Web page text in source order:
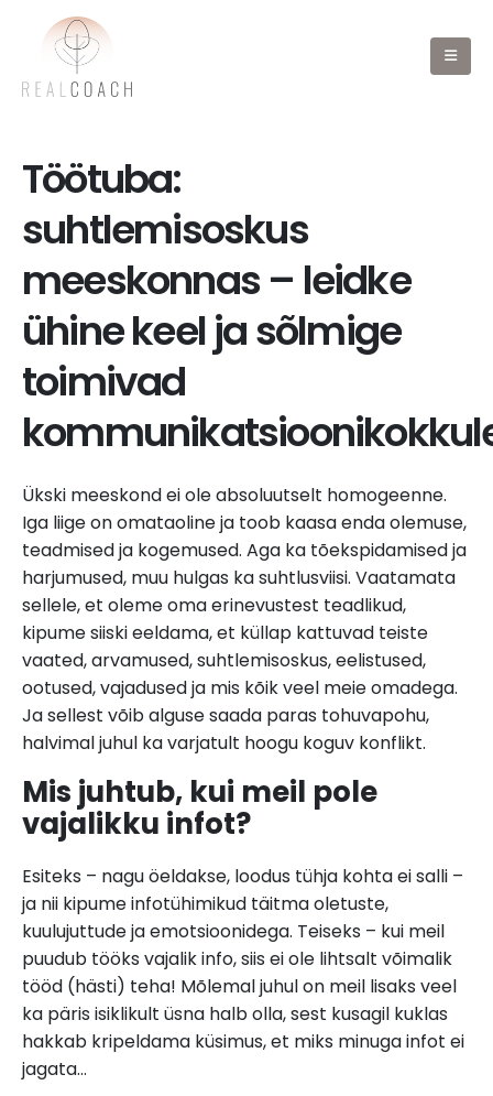
Töötuba:
suhtlemisoskus
meeskonnas – leidke
ühine keel ja sõlmige
toimivad
Ükski meeskond ei ole absoluutselt homogeenne.
Iga liige on omataoline ja toob kaasa enda olemuse,
teadmised ja kogemused. Aga ka tõekspidamised ja
harjumused, muu hulgas ka suhtlusviisi. Vaatamata
sellele, et oleme oma erinevustest teadlikud,
kipume siiski eeldama, et küllap kattuvad teiste
vaated, arvamused, suhtlemisoskus, eelistused,
ootused, vajadused ja mis kõik veel meie omadega.
Ja sellest võib alguse saada paras tohuvapohu,
halvimal juhul ka varjatult hoogu koguv konflikt.
Mis juhtub, kui meil pole
vajalikku infot?
Esiteks – nagu öeldakse, loodus tühja kohta ei salli –
ja nii kipume infotühimikud täitma oletuste,
kuulujuttude ja emotsioonidega. Teiseks – kui meil
puudub tööks vajalik info, siis ei ole lihtsalt võimalik
tööd (hästi) teha! Mõlemal juhul on meil lisaks veel
ka päris isiklikult üsna halb olla, sest kusagil kuklas
hakkab kripeldama küsimus, et miks minuga infot ei
jagata…